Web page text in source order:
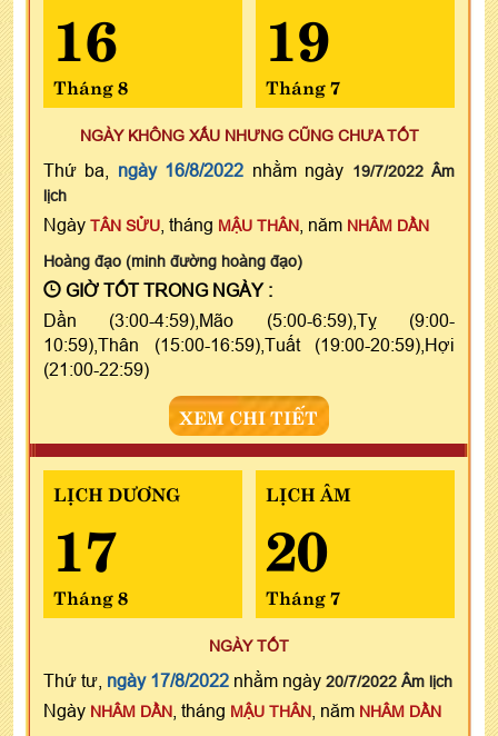
16
Tháng 8
19
Tháng 7
NGÀY KHÔNG XẤU NHƯNG CŨNG CHƯA TỐT
Thứ ba, ngày 16/8/2022 nhằm ngày 19/7/2022 Âm
lịch
Ngày TÂN SỬU , tháng MẬU THÂN , năm NHÂM DẦN
Hoàng đạo (minh đường hoàng đạo)
GIỜ TỐT TRONG NGÀY :
Dần (3:00-4:59),Mão (5:00-6:59),Tỵ (9:00-
10:59),Thân (15:00-16:59),Tuất (19:00-20:59),Hợi
(21:00-22:59)
XEM CHI TIẾT
LỊCH DƯƠNG
17
Tháng 8
LỊCH ÂM
20
Tháng 7
NGÀY TỐT
Thứ tư, ngày 17/8/2022 nhằm ngày 20/7/2022 Âm lịch
Ngày NHÂM DẦN , tháng MẬU THÂN , năm NHÂM DẦN